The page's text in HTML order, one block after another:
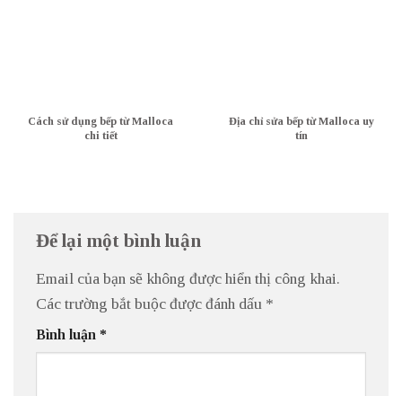
Cách sử dụng bếp từ Malloca
chi tiết
Địa chỉ sửa bếp từ Malloca uy
tín
Để lại một bình luận
Email của bạn sẽ không được hiển thị công khai.
Các trường bắt buộc được đánh dấu *
Bình luận *